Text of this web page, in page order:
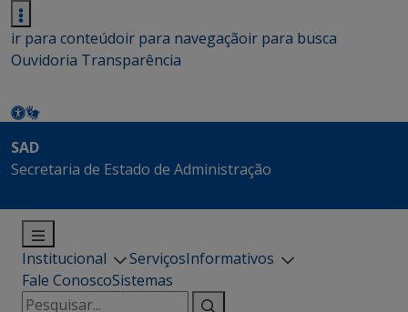
ir para conteúdoir para navegaçãoir para busca
Ouvidoria Transparência
SAD
Secretaria de Estado de Administração
Institucional ServiçosInformativos
Fale ConoscoSistemas
Pesquisar